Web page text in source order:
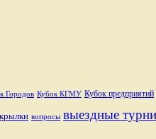
Городов Кубок КГМУ Кубок предприятий
вопросы выездные